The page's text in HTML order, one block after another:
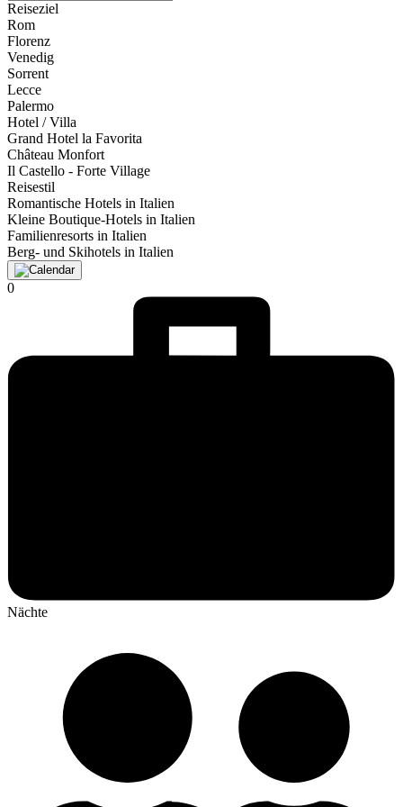
Reiseziel
Rom
Florenz
Venedig
Sorrent
Lecce
Palermo
Hotel / Villa
Grand Hotel la Favorita
Château Monfort
Il Castello - Forte Village
Reisestil
Romantische Hotels in Italien
Kleine Boutique-Hotels in Italien
Familienresorts in Italien
Berg- und Skihotels in Italien
0
Nächte